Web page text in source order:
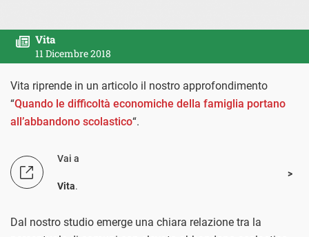
Vita
11 Dicembre 2018
Vita riprende in un articolo il nostro approfondimento
“Quando le difficoltà economiche della famiglia portano
all’abbandono scolastico“.
Vai a
Vita.
Dal nostro studio emerge una chiara relazione tra la